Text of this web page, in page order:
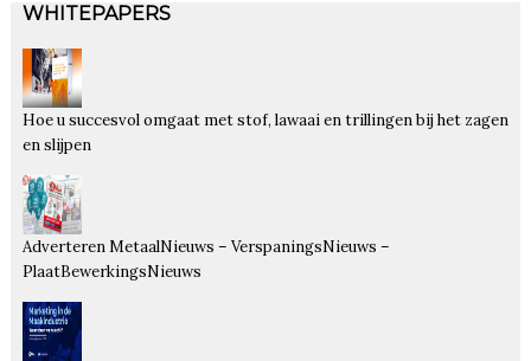
WHITEPAPERS
Hoe u succesvol omgaat met stof, lawaai en trillingen bij het zagen
en slijpen
Adverteren MetaalNieuws – VerspaningsNieuws –
PlaatBewerkingsNieuws